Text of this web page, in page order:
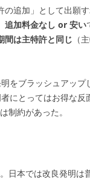
の追加」として出願す
追加料金なし or 安い
間は主特許と同じ （
をブラッシュアップ
にとってはお得な反
制約があった。
。日本では改良発明は